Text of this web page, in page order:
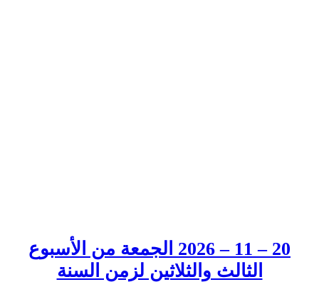
20 – 11 – 2026 الجمعة من الأسبوع
الثالث والثلاثين لزمن السنة